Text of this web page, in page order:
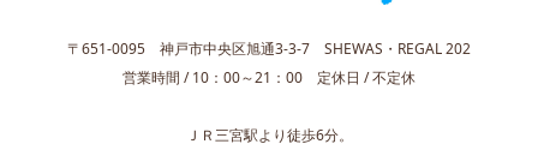
〒651-0095 神戸市中央区旭通3-3-7 SHEWAS・REGAL 202
営業時間 / 10：00～21：00 定休日 / 不定休
ＪＲ三宮駅より徒歩6分。